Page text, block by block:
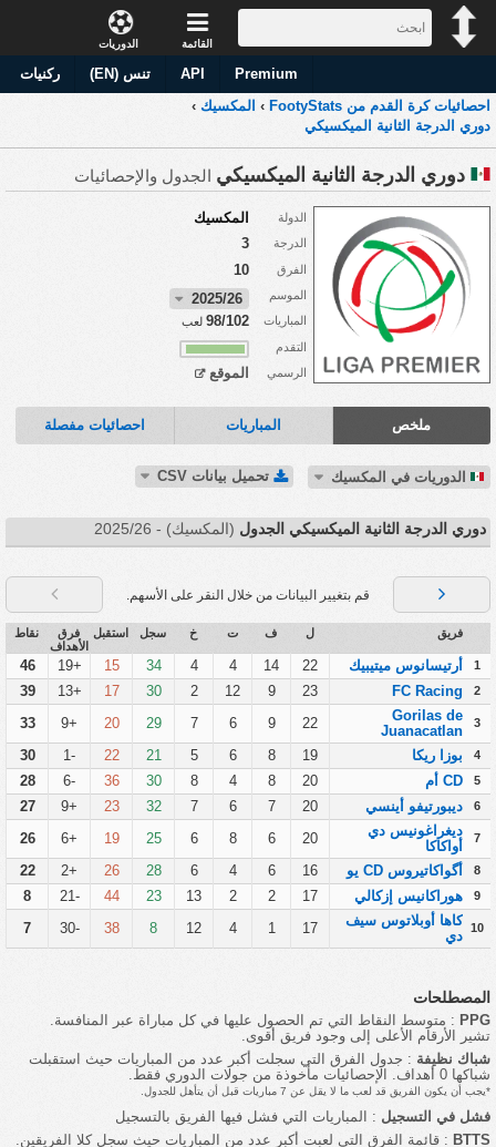
الدوريات القائمة
ركنيات تنس (EN) API
Premium
احصائيات كرة القدم من FootyStats
› المكسيك ›
دوري الدرجة الثانية الميكسيكي
دوري الدرجة الثانية الميكسيكي الجدول والإحصائيات
الدولة المكسيك
الدرجة 3
الفرق 10
الموسم 2025/26
المباريات 98/102لعب
التقدم
الرسمي
الموقع
احصائيات مفصلة المباريات ملخص
الدوريات في المكسيك تحميل بيانات CSV
دوري الدرجة الثانية الميكسيكي الجدول (المكسيك) - 2025/26
قم بتغيير البيانات من خلال النقر على الأسهم.
فريق ل ف ت خ سجل استقبل
فرق
الأهداف
نقاط
1 أرتيسانوس ميتيبيك 22
14
4
4
34
15
+19
46
2
FC Racing
23
9
12
2
30
17
+13
39
3
Gorilas de
Juanacatlan
22
9
6
7
29
20
+9
33
4 بوزا ريكا 19
8
6
5
21
22
-1
30
5 CD أم 20
8
4
8
30
36
-6
28
6 ديبورتيفو أينسي 20
7
6
7
32
23
+9
27
7
ديغراغونيس دي
أواكاكا
20
6
8
6
25
19
+6
26
8 أگواكاتيروس CD يو 16
6
4
6
28
26
+2
22
9 هوراكانيس إزكالي 17
2
2
13
23
44
-21
8
10 كاها أوبلاتوس سيف
دي
17
1
4
12
8
38
-30
7
المصطلحات
PPG : متوسط النقاط التي تم الحصول عليها في كل مباراة عبر المنافسة.
تشير الأرقام الأعلى إلى وجود فريق أقوى.
شباك نظيفة : جدول الفرق التي سجلت أكبر عدد من المباريات حيث استقبلت
شباكها 0 أهداف. الإحصائيات مأخوذة من جولات الدوري فقط.
*يجب أن يكون الفريق قد لعب ما لا يقل عن 7 مباريات قبل أن يتأهل للجدول.
BTTS : قائمة الفرق التي لعبت أكبر عدد من المباريات حيث سجل كلا الفريقين.
فشل في التسجيل : المباريات التي فشل فيها الفريق بالتسجيل